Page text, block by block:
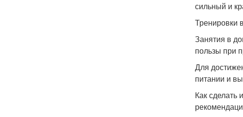
сильный и
Тренировки
Занятия в
пользы при
Для
питании и
Как сделать